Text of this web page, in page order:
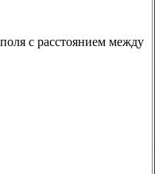
с расстоянием между